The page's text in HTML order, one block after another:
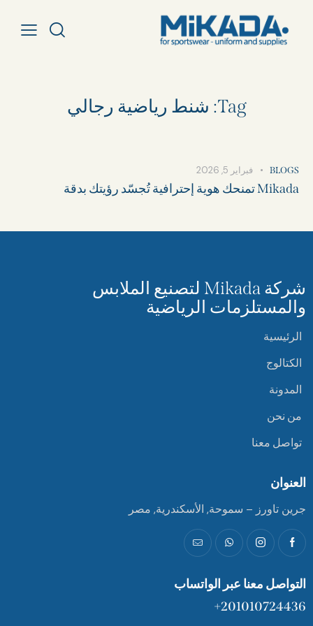
Tag: شنط رياضية رجالي​
BLOGS فبراير 5, 2026
Mikada تمنحك هوية إحترافية تُجسّد رؤيتك بدقة
شركة Mikada لتصنيع الملابس
والمستلزمات الرياضية
الرئيسية
الكتالوج
المدونة
من نحن
تواصل معنا
العنوان
جرين تاورز – سموحة, الأسكندرية, مصر
التواصل معنا عبر الواتساب
201010724436+